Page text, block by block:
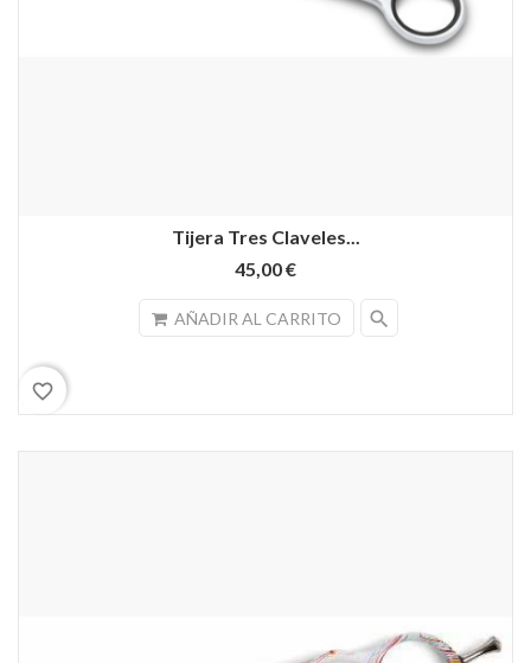
Tijera Tres Claveles...
45,00 €
AÑADIR AL CARRITO search
favorite_border